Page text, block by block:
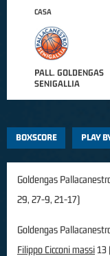
CASA
PALL. GOLDENGAS
SENIGALLIA
BOXSCORE PLAY
Goldengas
29, 27-9, 21-17)
Goldengas
Filippo Cicconi massi13